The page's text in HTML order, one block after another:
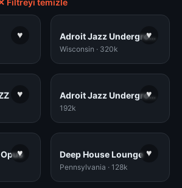
Filtreyi temizle
♥ ♥Adroit Jazz Underground
Wisconsin · 320k
♥ ♥Adroit Jazz Underground HD Opus
192k
♥ ♥
Deep House Lounge
Pennsylvania · 128k